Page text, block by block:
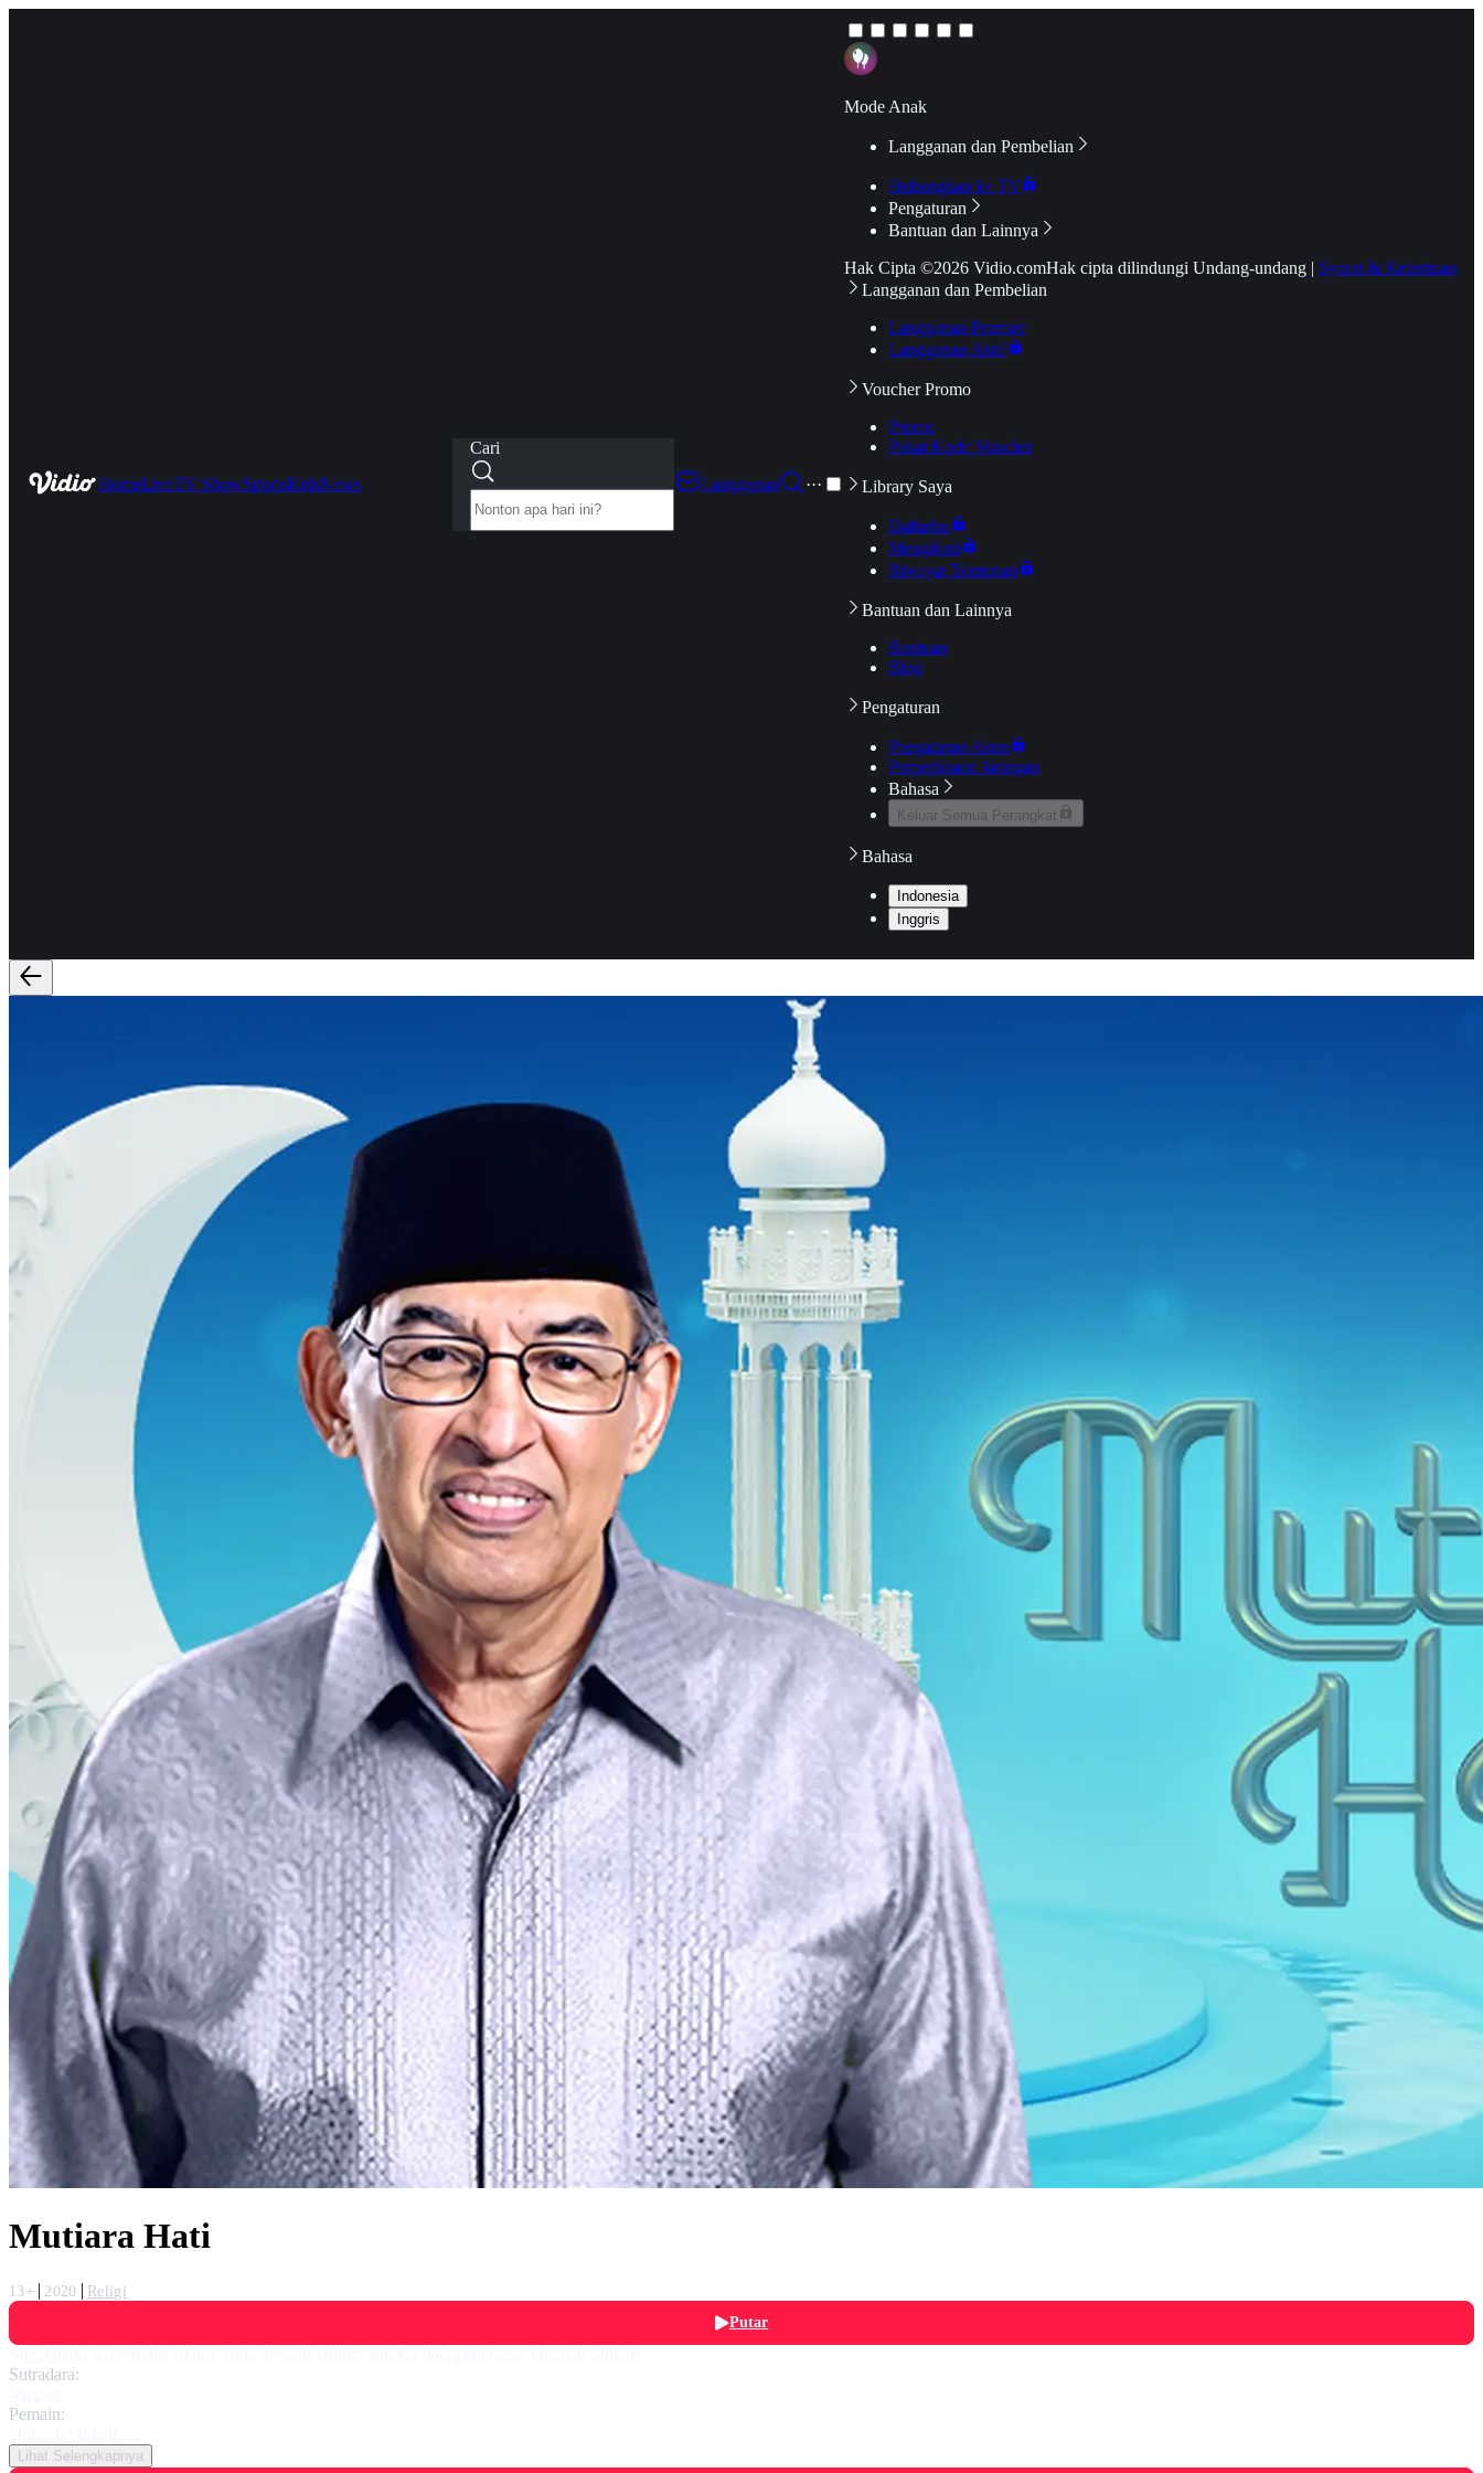
HomeLiveTV ShowSportsKidsNews
Cari
Langganan
···
Mode Anak
Langganan dan Pembelian
Hubungkan ke TV
Pengaturan
Bantuan dan Lainnya
Hak Cipta ©2026 Vidio.comHak cipta dilindungi Undang-undang | Syarat & Ketentuan
Langganan dan Pembelian
Langganan Premier
Langganan Aktif
Voucher Promo
Promo
Pakai Kode Voucher
Library Saya
Daftarku
Mengikuti
Riwayat Tontonan
Bantuan dan Lainnya
Bantuan
Blog
Pengaturan
Pengaturan Akun
Pemeriksaan Jaringan
Bahasa
Keluar Semua Perangkat
Bahasa
Indonesia
Inggris
Mutiara Hati
13+ 2020
Religi
Putar
Sutradara:
Pemain:
Lihat Selengkapnya